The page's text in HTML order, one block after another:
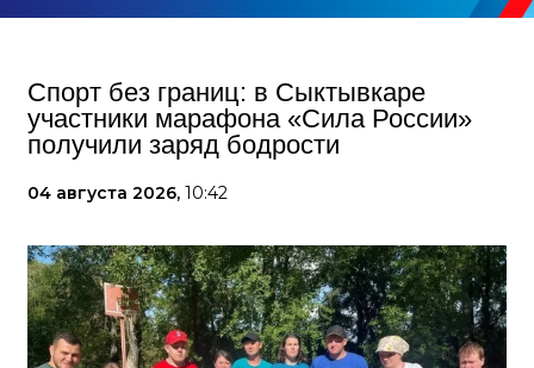
Спорт без границ: в Сыктывкаре
участники марафона «Сила России»
получили заряд бодрости
04 августа 2026, 10:42